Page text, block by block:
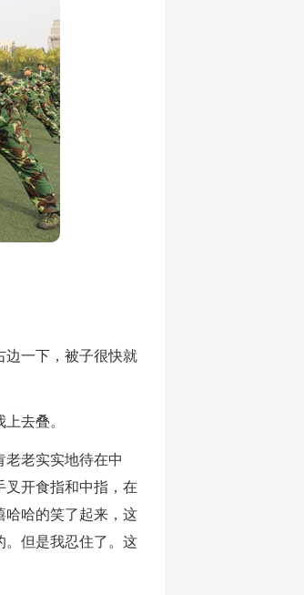
一下，被子很快就
去叠。
老实实地待在中
叉开食指和中指，在
哈哈的笑了起来，这
。但是我忍住了。这